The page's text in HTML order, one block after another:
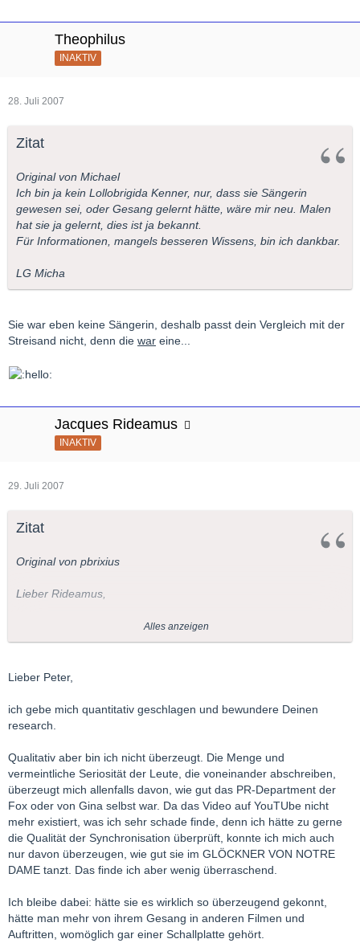
Theophilus
INAKTIV
28. Juli 2007
Zitat
Original von Michael
Ich bin ja kein Lollobrigida Kenner, nur, dass sie Sängerin
gewesen sei, oder Gesang gelernt hätte, wäre mir neu. Malen
hat sie ja gelernt, dies ist ja bekannt.
Für Informationen, mangels besseren Wissens, bin ich dankbar.
LG Micha
Sie war eben keine Sängerin, deshalb passt dein Vergleich mit der
Streisand nicht, denn die war eine...
Jacques Rideamus
INAKTIV
29. Juli 2007
Zitat
Original von pbrixius
Lieber Rideamus,
http://urbanplus.com/areiononline/lollobrigidagina.html
Dort meint man, dass Gina Nazionale "Vissi d'arte" gesungen
Und was hältst Du davon:
Gina Lollobrigida che dice: «Da ragazza provai a cantare Tosca
e Maria Callas non credeva fosse la mia voce».
http://www.puccini.it/bollettino/rstosca%20100.htm
Auch hier:
She starred and co-produced “La donna più bella del mondo” in
1955, a biography of Lina Cavalieri. In it she sang a number of
songs and even an aria from “Tosca”.
http://italoamericano.com/ital…nnection/lollobrigida.htm
Und hier kannst Du sie auch noch singen hören:
Alles anzeigen
Lieber Peter,
ich gebe mich quantitativ geschlagen und bewundere Deinen
research.
Qualitativ aber bin ich nicht überzeugt. Die Menge und
vermeintliche Seriosität der Leute, die voneinander abschreiben,
überzeugt mich allenfalls davon, wie gut das PR-Department der
Fox oder von Gina selbst war. Da das Video auf YouTUbe nicht
mehr existiert, was ich sehr schade finde, denn ich hätte zu gerne
die Qualität der Synchronisation überprüft, konnte ich mich auch
nur davon überzeugen, wie gut sie im GLÖCKNER VON NOTRE
DAME tanzt. Das finde ich aber wenig überraschend.
Ich bleibe dabei: hätte sie es wirklich so überzeugend gekonnt,
hätte man mehr von ihrem Gesang in anderen Filmen und
Auftritten, womöglich gar einer Schallplatte gehört.